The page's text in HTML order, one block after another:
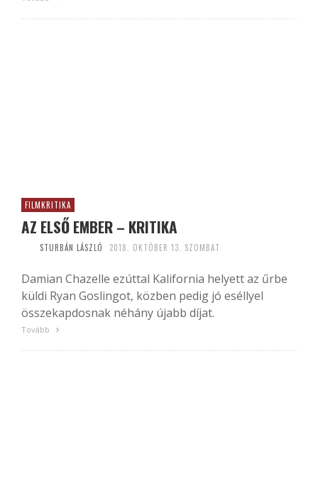
FILMKRITIKA
AZ ELSŐ EMBER – KRITIKA
STURBÁN LÁSZLÓ 2018. OKTÓBER 13. SZOMBAT
Damian Chazelle ezúttal Kalifornia helyett az űrbe
küldi Ryan Goslingot, közben pedig jó eséllyel
összekapdosnak néhány újabb díjat.
Tovább